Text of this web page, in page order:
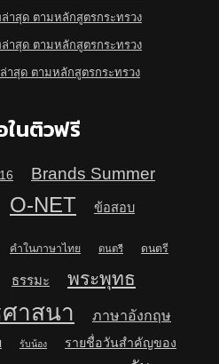
าสุด ตามหลักสูตรกระทรวง
าสุด ตามหลักสูตรกระทรวง
าสุด ตามหลักสูตรกระทรวง
ในติวฟรี
Brands Summer
O-NET ข้อสอบ
คำในภาษาไทย ดนตรี ดนตรี
ธรรมะ
พระพุทธ
าสนา ภาษาอังกฤษ
รับน้อง
รายชื่อวันสำคัญของ